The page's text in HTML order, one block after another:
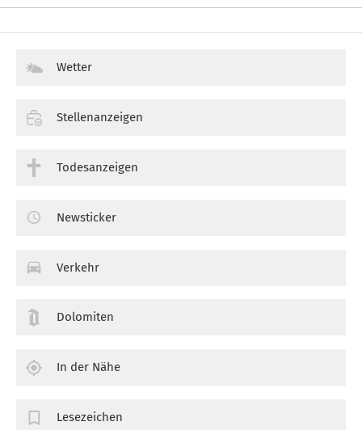
Wetter
Stellenanzeigen
Todesanzeigen
Newsticker
Verkehr
Dolomiten
In der Nähe
Lesezeichen